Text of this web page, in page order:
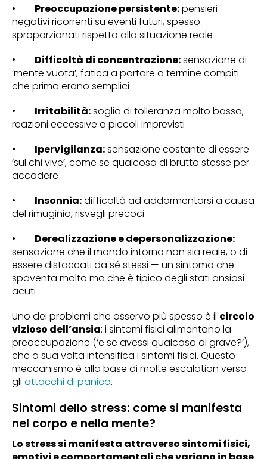
• Preoccupazione persistente:pensieri
negativi ricorrenti su eventi futuri, spesso
sproporzionati rispetto alla situazione reale
• Difficoltà di concentrazione:sensazione di
‘mente vuota’, fatica a portare a termine compiti
che prima erano semplici
• Irritabilità:soglia di tolleranza molto bassa,
reazioni eccessive a piccoli imprevisti
• Ipervigilanza:sensazione costante di essere
‘sul chi vive’, come se qualcosa di brutto stesse per
accadere
• Insonnia:difficoltà ad addormentarsi a causa
del rimuginio, risvegli precoci
• Derealizzazione e depersonalizzazione:
sensazione che il mondo intorno non sia reale, o di
essere distaccati da sé stessi — un sintomo che
spaventa molto ma che è tipico degli stati ansiosi
acuti
Uno dei problemi che osservo più spesso è il circolo
vizioso dell’ansia: i sintomi fisici alimentano la
preoccupazione (‘e se avessi qualcosa di grave?’),
che a sua volta intensifica i sintomi fisici. Questo
meccanismo è alla base di molte escalation verso
gli attacchi di panico.
Sintomi dello stress: come si manifesta
nel corpo e nella mente?
Lo stress si manifesta attraverso sintomi fisici,